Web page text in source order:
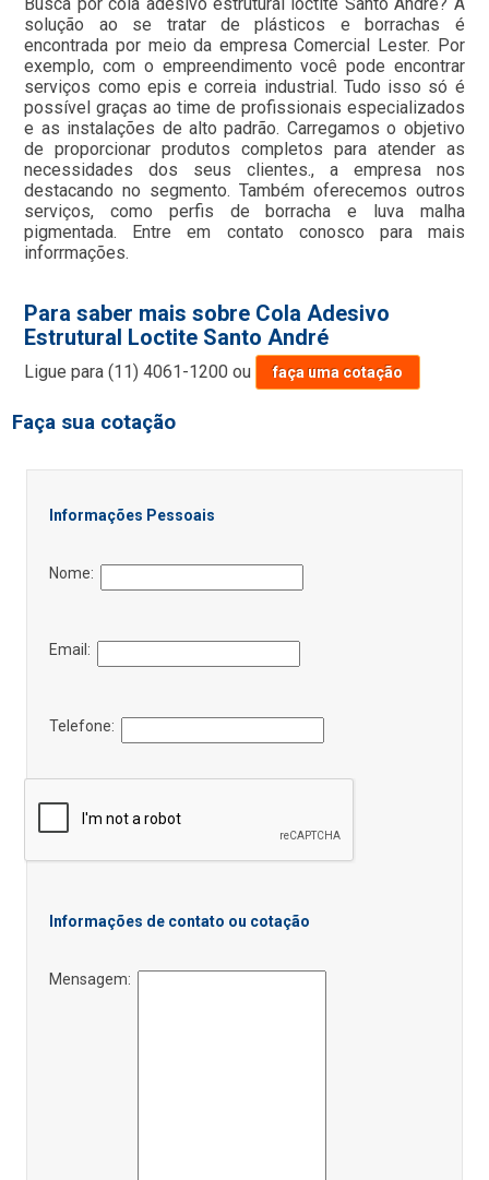
solução ao se tratar de plásticos e borrachas é
encontrada por meio da empresa Comercial Lester. Por
exemplo, com o empreendimento você pode encontrar
serviços como epis e correia industrial. Tudo isso só é
possível graças ao time de profissionais especializados
e as instalações de alto padrão. Carregamos o objetivo
de proporcionar produtos completos para atender as
necessidades dos seus clientes., a empresa nos
destacando no segmento. Também oferecemos outros
serviços, como perfis de borracha e luva malha
pigmentada. Entre em contato conosco para mais
inforrmações.
Para saber mais sobre Cola Adesivo
Estrutural Loctite Santo André
Ligue para(11) 4061-1200 ou faça uma cotação
Faça sua cotação
Informações Pessoais
Nome:
Email:
Telefone:
Informações de contato ou cotação
Mensagem: